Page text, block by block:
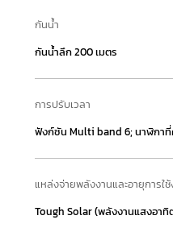
กันน้ำ
กันน้ำลึก 200 เมตร
การปรับเวลา
ฟังก์ชัน Multi band 6; นาฬิกา
แหล่งจ่ายพลังงานและอายุการใ
Tough Solar (พลังงานแสงอาทิ